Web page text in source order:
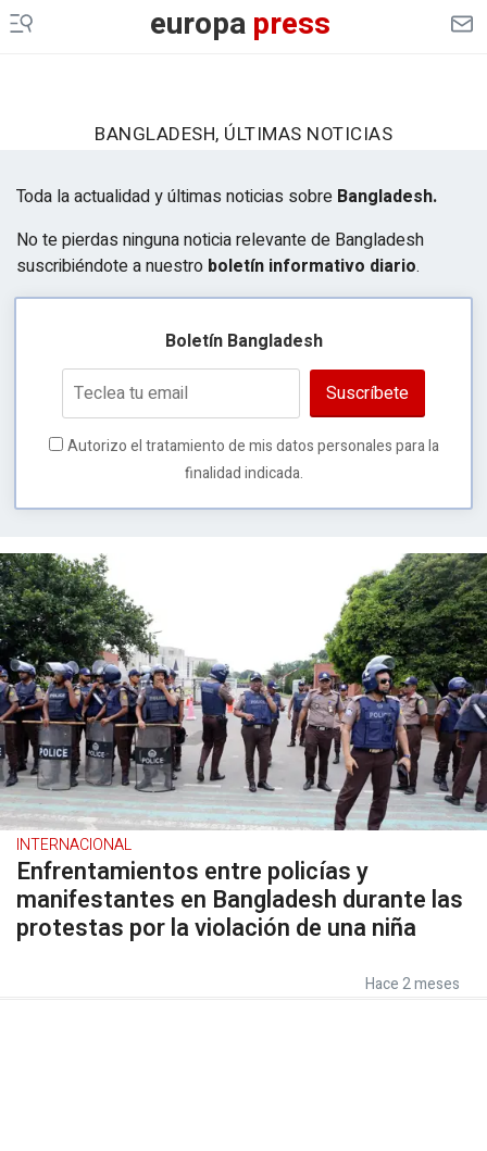
europapress
BANGLADESH, ÚLTIMAS NOTICIAS
Toda la actualidad y últimas noticias sobre Bangladesh.
No te pierdas ninguna noticia relevante de Bangladesh
suscribiéndote a nuestro boletín informativo diario.
Boletín Bangladesh
Suscríbete
Autorizo el tratamiento de mis datos personales para la
finalidad indicada.
INTERNACIONAL
Enfrentamientos entre policías y
manifestantes en Bangladesh durante las
protestas por la violación de una niña
Hace 2 meses